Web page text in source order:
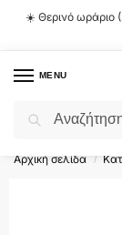
☀️ Θερινό ωράριο
MENU
Flash Sale
Αρχική σελίδα /